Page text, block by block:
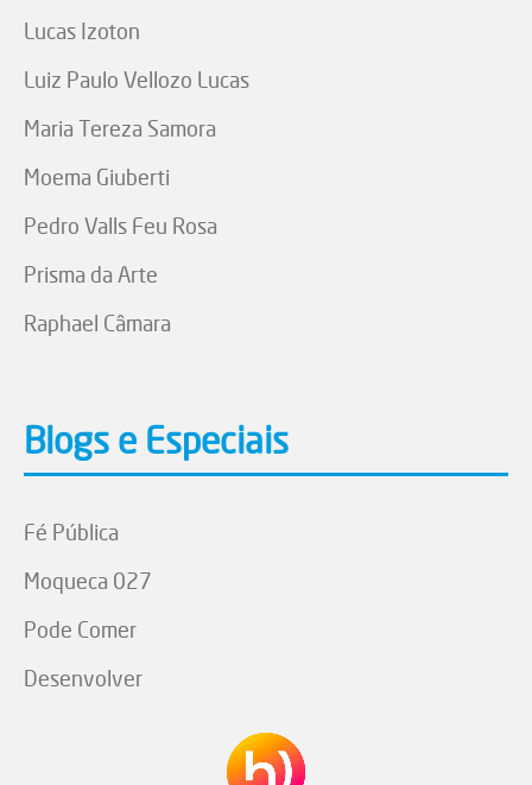
Lucas Izoton
Luiz Paulo Vellozo Lucas
Maria Tereza Samora
Moema Giuberti
Pedro Valls Feu Rosa
Prisma da Arte
Raphael Câmara
Blogs e Especiais
Fé Pública
Moqueca 027
Pode Comer
Desenvolver